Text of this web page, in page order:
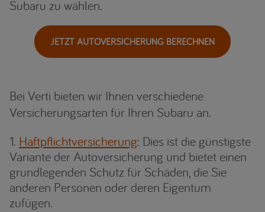
Subaru zu wählen.
JETZT AUTOVERSICHERUNG BERECHNEN
Bei Verti bieten wir Ihnen verschiedene
Versicherungsarten für Ihren Subaru an.
Haftpflichtversicherung: Dies ist die günstigste
Variante der Autoversicherung und bietet einen
grundlegenden Schutz für Schäden, die Sie
anderen Personen oder deren Eigentum
zufügen.